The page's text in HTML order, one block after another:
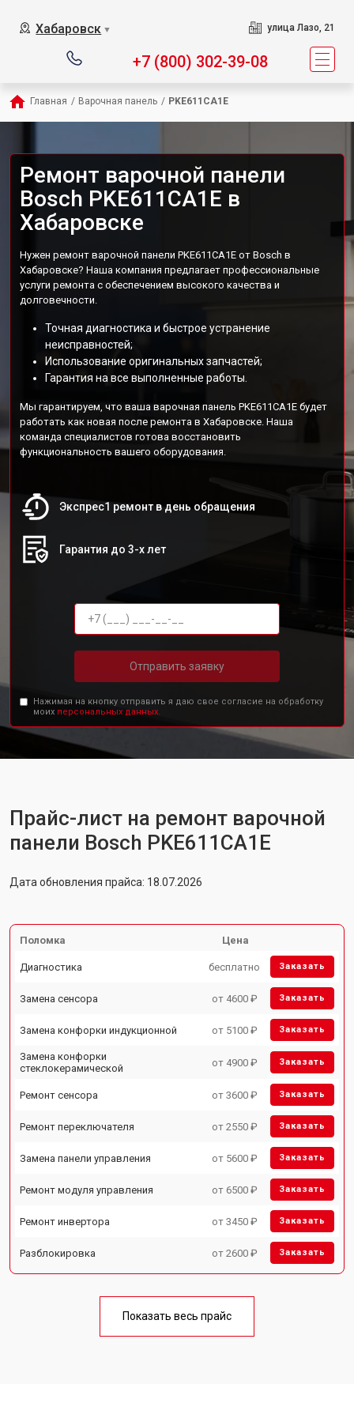
Хабаровск ▼ улица Лазо, 21
+7 (800) 302-39-08
Главная / Варочная панель / PKE611CA1E
Ремонт варочной панели
Bosch PKE611CA1E в
Хабаровске
Нужен ремонт варочной панели PKE611CA1E от Bosch в
Хабаровске? Наша компания предлагает профессиональные
услуги ремонта с обеспечением высокого качества и
долговечности.
Точная диагностика и быстрое устранение
неисправностей;
Использование оригинальных запчастей;
Гарантия на все выполненные работы.
Мы гарантируем, что ваша варочная панель PKE611CA1E будет
работать как новая после ремонта в Хабаровске. Наша
команда специалистов готова восстановить
функциональность вашего оборудования.
Экспрес1 ремонт в день обращения
Гарантия до 3-х лет
Отправить заявку
Нажимая на кнопку отправить я даю свое согласие на обработку
моих персональных данных.
Прайс-лист на ремонт варочной
панели Bosch PKE611CA1E
Дата обновления прайса: 18.07.2026
Поломка Цена
Диагностика бесплатно Заказать
Замена сенсора от 4600 ₽ Заказать
Замена конфорки индукционной от 5100 ₽ Заказать
Замена конфорки
стеклокерамической
от 4900 ₽ Заказать
Ремонт сенсора от 3600 ₽ Заказать
Ремонт переключателя от 2550 ₽ Заказать
Замена панели управления от 5600 ₽ Заказать
Ремонт модуля управления от 6500 ₽ Заказать
Ремонт инвертора от 3450 ₽ Заказать
Разблокировка от 2600 ₽ Заказать
Показать весь прайс